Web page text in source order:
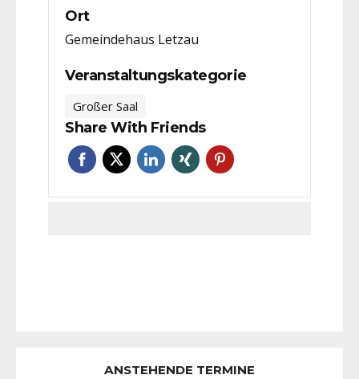
Ort
Gemeindehaus Letzau
Veranstaltungskategorie
Großer Saal
Share With Friends
ANSTEHENDE TERMINE